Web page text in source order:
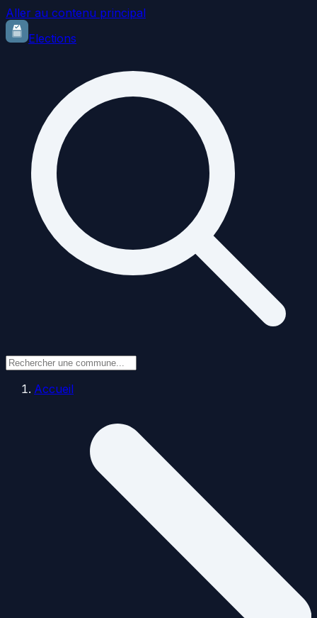
Aller au contenu principal
Elections
Accueil